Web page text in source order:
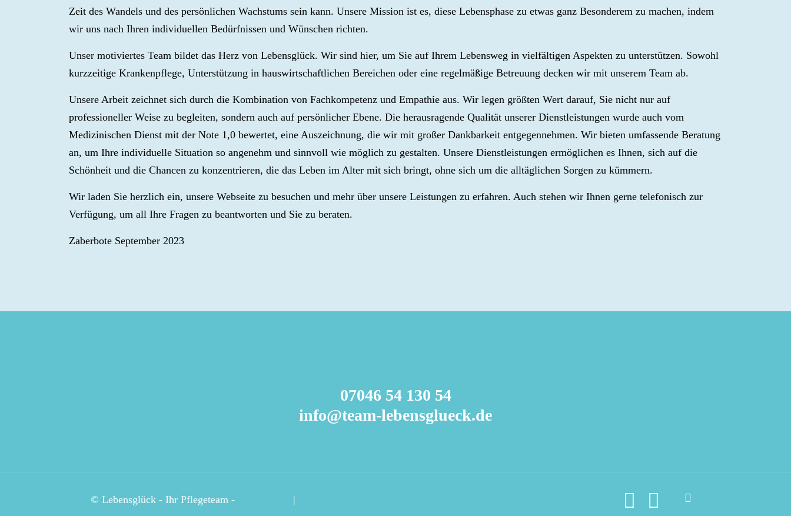
Zeit des Wandels und des persönlichen Wachstums sein kann. Unsere Mission ist es, diese Lebensphase zu etwas ganz Besonderem zu machen, indem
wir uns nach Ihren individuellen Bedürfnissen und Wünschen richten.
Unser motiviertes Team bildet das Herz von Lebensglück. Wir sind hier, um Sie auf Ihrem Lebensweg in vielfältigen Aspekten zu unterstützen. Sowohl
kurzzeitige Krankenpflege, Unterstützung in hauswirtschaftlichen Bereichen oder eine regelmäßige Betreuung decken wir mit unserem Team ab.
Unsere Arbeit zeichnet sich durch die Kombination von Fachkompetenz und Empathie aus. Wir legen größten Wert darauf, Sie nicht nur auf
professioneller Weise zu begleiten, sondern auch auf persönlicher Ebene. Die herausragende Qualität unserer Dienstleistungen wurde auch vom
Medizinischen Dienst mit der Note 1,0 bewertet, eine Auszeichnung, die wir mit großer Dankbarkeit entgegennehmen. Wir bieten umfassende Beratung
an, um Ihre individuelle Situation so angenehm und sinnvoll wie möglich zu gestalten. Unsere Dienstleistungen ermöglichen es Ihnen, sich auf die
Schönheit und die Chancen zu konzentrieren, die das Leben im Alter mit sich bringt, ohne sich um die alltäglichen Sorgen zu kümmern.
Wir laden Sie herzlich ein, unsere Webseite zu besuchen und mehr über unsere Leistungen zu erfahren. Auch stehen wir Ihnen gerne telefonisch zur
Verfügung, um all Ihre Fragen zu beantworten und Sie zu beraten.
Zaberbote September 2023
07046 54 130 54
info@team-lebensglueck.de
© Lebensglück - Ihr Pflegeteam - |